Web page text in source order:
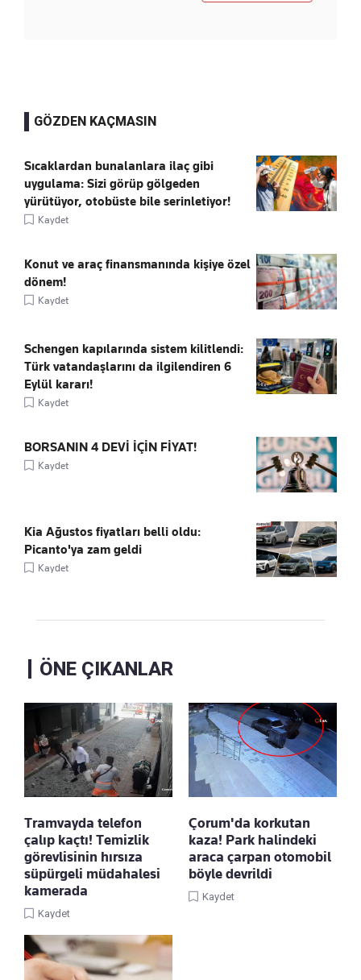
GÖZDEN KAÇMASIN
Sıcaklardan bunalanlara ilaç gibi
uygulama: Sizi görüp gölgeden
yürütüyor, otobüste bile serinletiyor!
Kaydet
Konut ve araç finansmanında kişiye özel
dönem!
Kaydet
Schengen kapılarında sistem kilitlendi:
Türk vatandaşlarını da ilgilendiren 6
Eylül kararı!
Kaydet
BORSANIN 4 DEVİ İÇİN FİYAT!
Kaydet
Kia Ağustos fiyatları belli oldu:
Picanto'ya zam geldi
Kaydet
ÖNE ÇIKANLAR
Tramvayda telefon
çalıp kaçtı! Temizlik
görevlisinin hırsıza
süpürgeli müdahalesi
kamerada
Kaydet
Çorum'da korkutan
kaza! Park halindeki
araca çarpan otomobil
böyle devrildi
Kaydet